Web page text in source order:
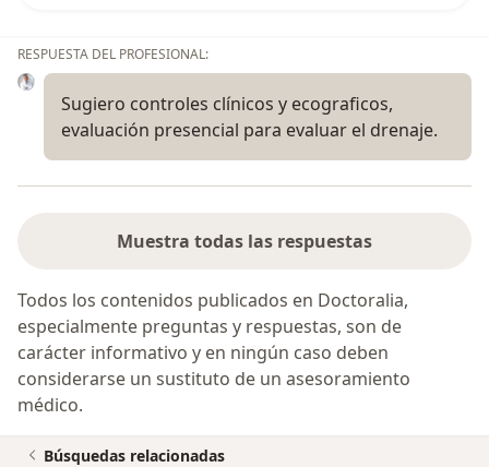
RESPUESTA DEL PROFESIONAL:
Sugiero controles clínicos y ecograficos,
evaluación presencial para evaluar el drenaje.
Muestra todas las respuestas
Todos los contenidos publicados en Doctoralia,
especialmente preguntas y respuestas, son de
carácter informativo y en ningún caso deben
considerarse un sustituto de un asesoramiento
médico.
Búsquedas relacionadas